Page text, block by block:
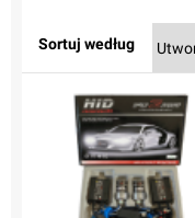
Sortuj według